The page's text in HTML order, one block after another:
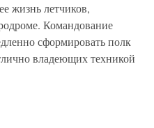
жизнь летчиков,
Командование
сформировать полк
владеющих техникой